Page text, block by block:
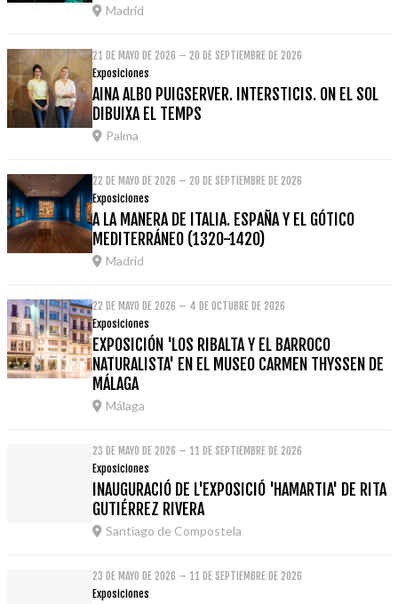
Madrid
21 DE MAYO DE 2026 – 20 DE SEPTIEMBRE DE 2026
Exposiciones
AINA ALBO PUIGSERVER. INTERSTICIS. ON EL SOL
DIBUIXA EL TEMPS
Palma
22 DE MAYO DE 2026 – 20 DE SEPTIEMBRE DE 2026
Exposiciones
A LA MANERA DE ITALIA. ESPAÑA Y EL GÓTICO
MEDITERRÁNEO (1320-1420)
Madrid
22 DE MAYO DE 2026 – 4 DE OCTUBRE DE 2026
Exposiciones
EXPOSICIÓN 'LOS RIBALTA Y EL BARROCO
NATURALISTA' EN EL MUSEO CARMEN THYSSEN DE
MÁLAGA
Málaga
23 DE MAYO DE 2026 – 11 DE SEPTIEMBRE DE 2026
Exposiciones
INAUGURACIÓ DE L'EXPOSICIÓ 'HAMARTIA' DE RITA
GUTIÉRREZ RIVERA
Santiago de Compostela
23 DE MAYO DE 2026 – 11 DE SEPTIEMBRE DE 2026
Exposiciones